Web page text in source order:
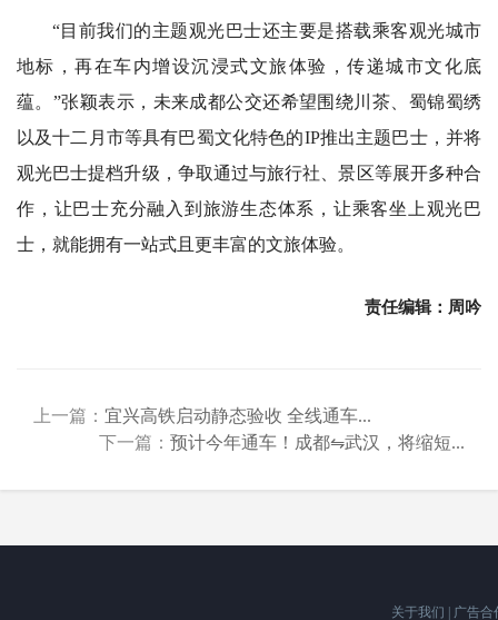
“目前我们的主题观光巴士还主要是搭载乘客观光城市
地标，再在车内增设沉浸式文旅体验，传递城市文化底
蕴。”张颖表示，未来成都公交还希望围绕川茶、蜀锦蜀绣
以及十二月市等具有巴蜀文化特色的IP推出主题巴士，并将
观光巴士提档升级，争取通过与旅行社、景区等展开多种合
作，让巴士充分融入到旅游生态体系，让乘客坐上观光巴
士，就能拥有一站式且更丰富的文旅体验。
责任编辑：周吟
上一篇： 宜兴高铁启动静态验收 全线通车...
下一篇： 预计今年通车！成都⇋武汉，将缩短...
关于我们 广告